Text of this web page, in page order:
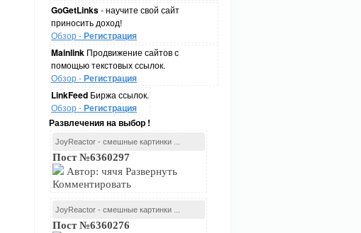
GoGetLinks- научите свой сайт
приносить доход!
Обзор -Регистрация
Mainlink Продвижение сайтов с
помощью текстовых ссылок.
Обзор -Регистрация
LinkFeed Биржа ссылок.
Обзор -Регистрация
Развлечения на выбор !
JoyReactor - смешные картинки ...
Пост №6360297
Автор: чячя Развернуть
Комментировать
JoyReactor - смешные картинки ...
Пост №6360276